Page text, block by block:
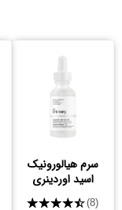
سرم هیالورونیک
اسید اوردینری
★★★★★(8)